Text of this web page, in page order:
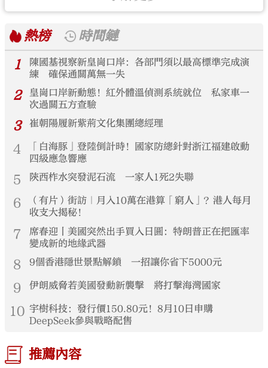
熱榜
時間鏈
1
陳國基視察新皇崗口岸：各部門須以最高標準完成演
練 確保通關萬無一失
2
皇崗口岸新動態！紅外體溫偵測系統就位 私家車一
次過關五方查驗
3 崔朝陽履新紫荊文化集團總經理
4
「白海豚」登陸倒計時！國家防總針對浙江福建啟動
四級應急響應
5 陝西柞水突發泥石流 一家人1死2失聯
6
（有片）街訪｜月入10萬在港算「窮人」？港人每月
收支大揭秘！
7
席春迎丨美國突然出手買入日圓：特朗普正在把匯率
變成新的地緣武器
8 9個香港隱世景點解鎖 一招讓你省下5000元
9 伊朗威脅若美國發動新襲擊 將打擊海灣國家
10 宇樹科技：發行價150.80元！8月10日申購
DeepSeek參與戰略配售
推薦內容